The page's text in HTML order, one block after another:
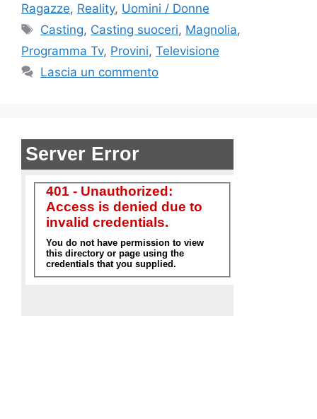
Ragazze, Reality, Uomini / Donne
Tag
Casting, Casting suoceri, Magnolia,
Programma Tv, Provini, Televisione
Lascia un commento